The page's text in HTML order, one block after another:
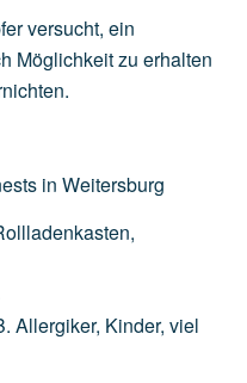
versucht, ein
Möglichkeit zu erhalten
in Weitersburg
Allergiker, Kinder, viel